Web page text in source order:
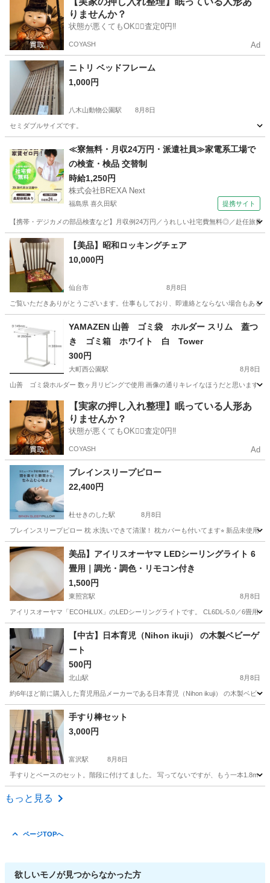
りませんか？
状態が悪くてもOK🙆‍♀️査定0円‼️
COYASH Ad
ニトリ ベッドフレーム
1,000円
八木山動物公園駅 8月8日
セミダブルサイズです。
八木山動物公園駅 ベッド フレーム
≪寮無料・月収24万円・派遣社員≫家電系工場で
の検査・検品 交替制
時給1,250円
株式会社BREXA Next
福島県 喜久田駅 提携サイト
【携帯・デジカメの部品検査など】月収例24万円／うれしい社宅費無料◎／赴任旅
福島 郡山市 喜久田駅 その他
【美品】昭和ロッキングチェア
10,000円
仙台市 8月8日
ご覧いただきありがとうございます。仕事もしており、即連絡とならない場合もある
YAMAZEN 山善 ゴミ袋 ホルダー スリム 蓋つ
き ゴミ箱 ホワイト 白 Tower
300円
大町西公園駅 8月8日
山善 ゴミ袋ホルダー 数ヶ月リビングで使用 画像の通りキレイなほうだと思います
宮城 仙台市 大町西公園駅 収納家具
【実家の押し入れ整理】眠っている人形あ
りませんか？
状態が悪くてもOK🙆‍♀️査定0円‼️
COYASH Ad
ブレインスリープピロー
22,400円
杜せきのした駅 8月8日
ブレインスリープピロー 枕 水洗いできて清潔！ 枕カバーも付いてます⭐︎ 新品未使用
宮城 名取市 杜せきのした駅 寝具
美品】アイリスオーヤマ LEDシーリングライト 6
畳用｜調光・調色・リモコン付き
1,500円
東照宮駅 8月8日
アイリスオーヤマ「ECOHiLUX」のLEDシーリングライトです。 CL6DL-5.0／6畳用
宮城 仙台市 東照宮駅 照明器具
【中古】日本育児（Nihon ikuji） の木製ベビーゲ
ート
500円
北山駅 8月8日
約6年ほど前に購入した育児用品メーカーである日本育児（Nihon ikuji） の木製ベビ
宮城 仙台市 北山駅 家具
手すり棒セット
3,000円
富沢駅 8月8日
手すりとベースのセット。階段に付けてました。 写ってないですが、もう一本1.8mく
宮城 仙台市
もっと見る
ページTOPへ
欲しいモノが見つからなかった方